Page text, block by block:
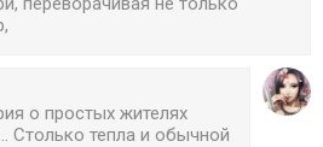
о простых жителях
Столько тепла и обычной